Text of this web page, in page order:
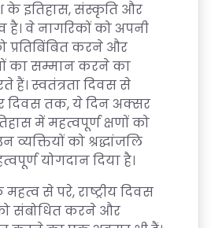
के इतिहास, संस्कृति और
है। वे नागरिकों को अपनी
प्रतिबिंबित करने और
का सम्मान करने का
हैं। स्वतंत्रता दिवस से
दिवस तक, ये दिन अक्सर
में महत्वपूर्ण क्षणों को
व्यक्तियों को श्रद्धांजलि
योगदान दिया है।
से परे, राष्ट्रीय दिवस
संबोधित करने और